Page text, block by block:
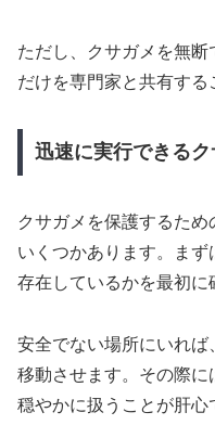
ただし、クサガメを無
だけを専門家と共有する
迅速に実行できる
クサガメを保護するた
いくつかあります。ま
存在しているかを最初に
安全でない場所にいれ
移動させます。その際に
穏やかに扱うことが肝心